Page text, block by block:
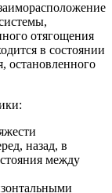
отягощения
в состоянии
остановленного
назад, в
между